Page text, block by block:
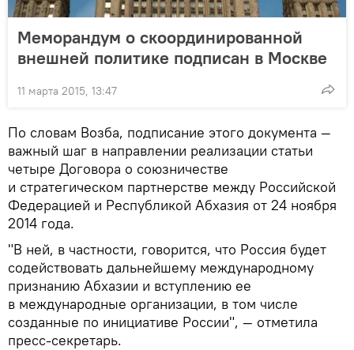
Меморандум о скоординированной
внешней политике подписан в Москве
11 марта 2015, 13:47
По словам Возба, подписание этого документа —
важный шаг в направлении реализации статьи
четыре Договора о союзничестве
и стратегическом партнерстве между Российской
Федерацией и Республикой Абхазия от 24 ноября
2014 года.
"В ней, в частности, говорится, что Россия будет
содействовать дальнейшему международному
признанию Абхазии и вступлению ее
в международные организации, в том числе
созданные по инициативе России", — отметила
пресс-секретарь.